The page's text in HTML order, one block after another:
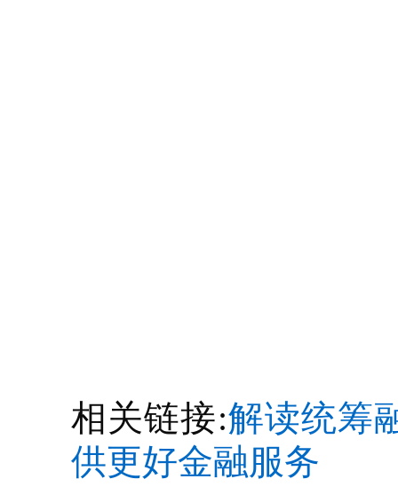
相关链接:解读统筹
供更好金融服务